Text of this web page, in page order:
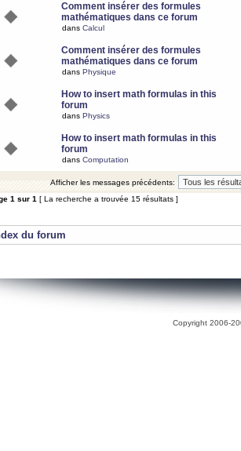
Comment insérer des formules
mathématiques dans ce forum
dans Calcul
Comment insérer des formules
mathématiques dans ce forum
dans Physique
How to insert math formulas in this
forum
dans Physics
How to insert math formulas in this
forum
dans Computation
Afficher les messages précédents:
1 sur 1 [ La recherche a trouvée 15 résultats ]
du forum
Copyright 2006-